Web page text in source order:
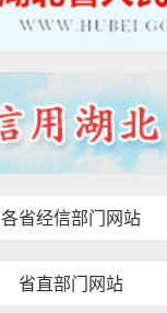
各省经信部门网站
省直部门网站